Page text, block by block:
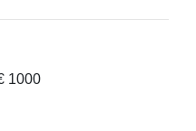
1000